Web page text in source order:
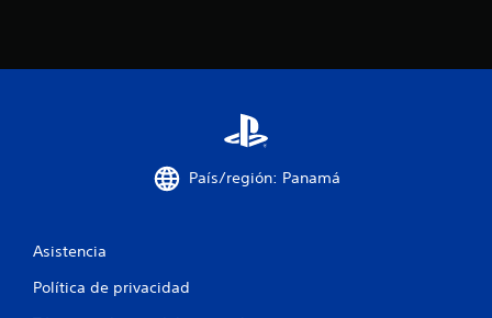
a
País/región: Panamá
Asistencia
Política de privacidad